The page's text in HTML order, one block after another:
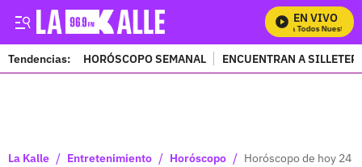
EN VIVO
Mira Todos Nuestros
Tendencias: HORÓSCOPO SEMANAL ENCUENTRAN A
La Kalle / Entretenimiento / Horóscopo / Horóscopo de hoy 24